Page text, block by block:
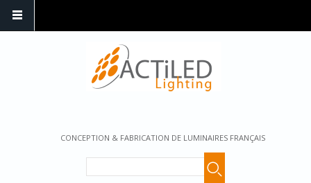
CONCEPTION & FABRICATION DE LUMINAIRES FRANÇAIS